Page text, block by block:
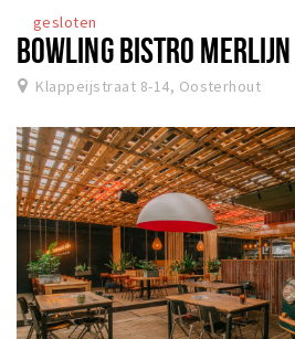
gesloten
BOWLING BISTRO MERLIJN
Klappeijstraat 8-14, Oosterhout